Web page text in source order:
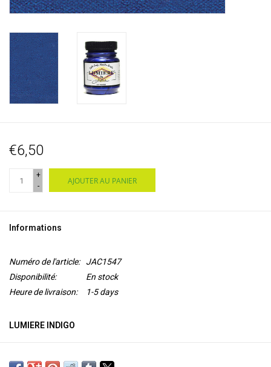
€6,50
+
-
AJOUTER AU PANIER
Informations
Numéro de l'article:
JAC1547
Disponibilité:
En stock
Heure de livraison:
1-5 days
LUMIERE INDIGO
d'eauavec un pigment demica